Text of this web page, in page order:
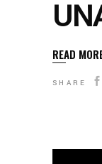
READ
SHARE